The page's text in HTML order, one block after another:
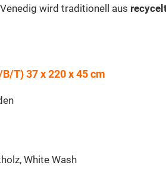
wird traditionell aus
T) 37 x 220 x 45 cm
White Wash